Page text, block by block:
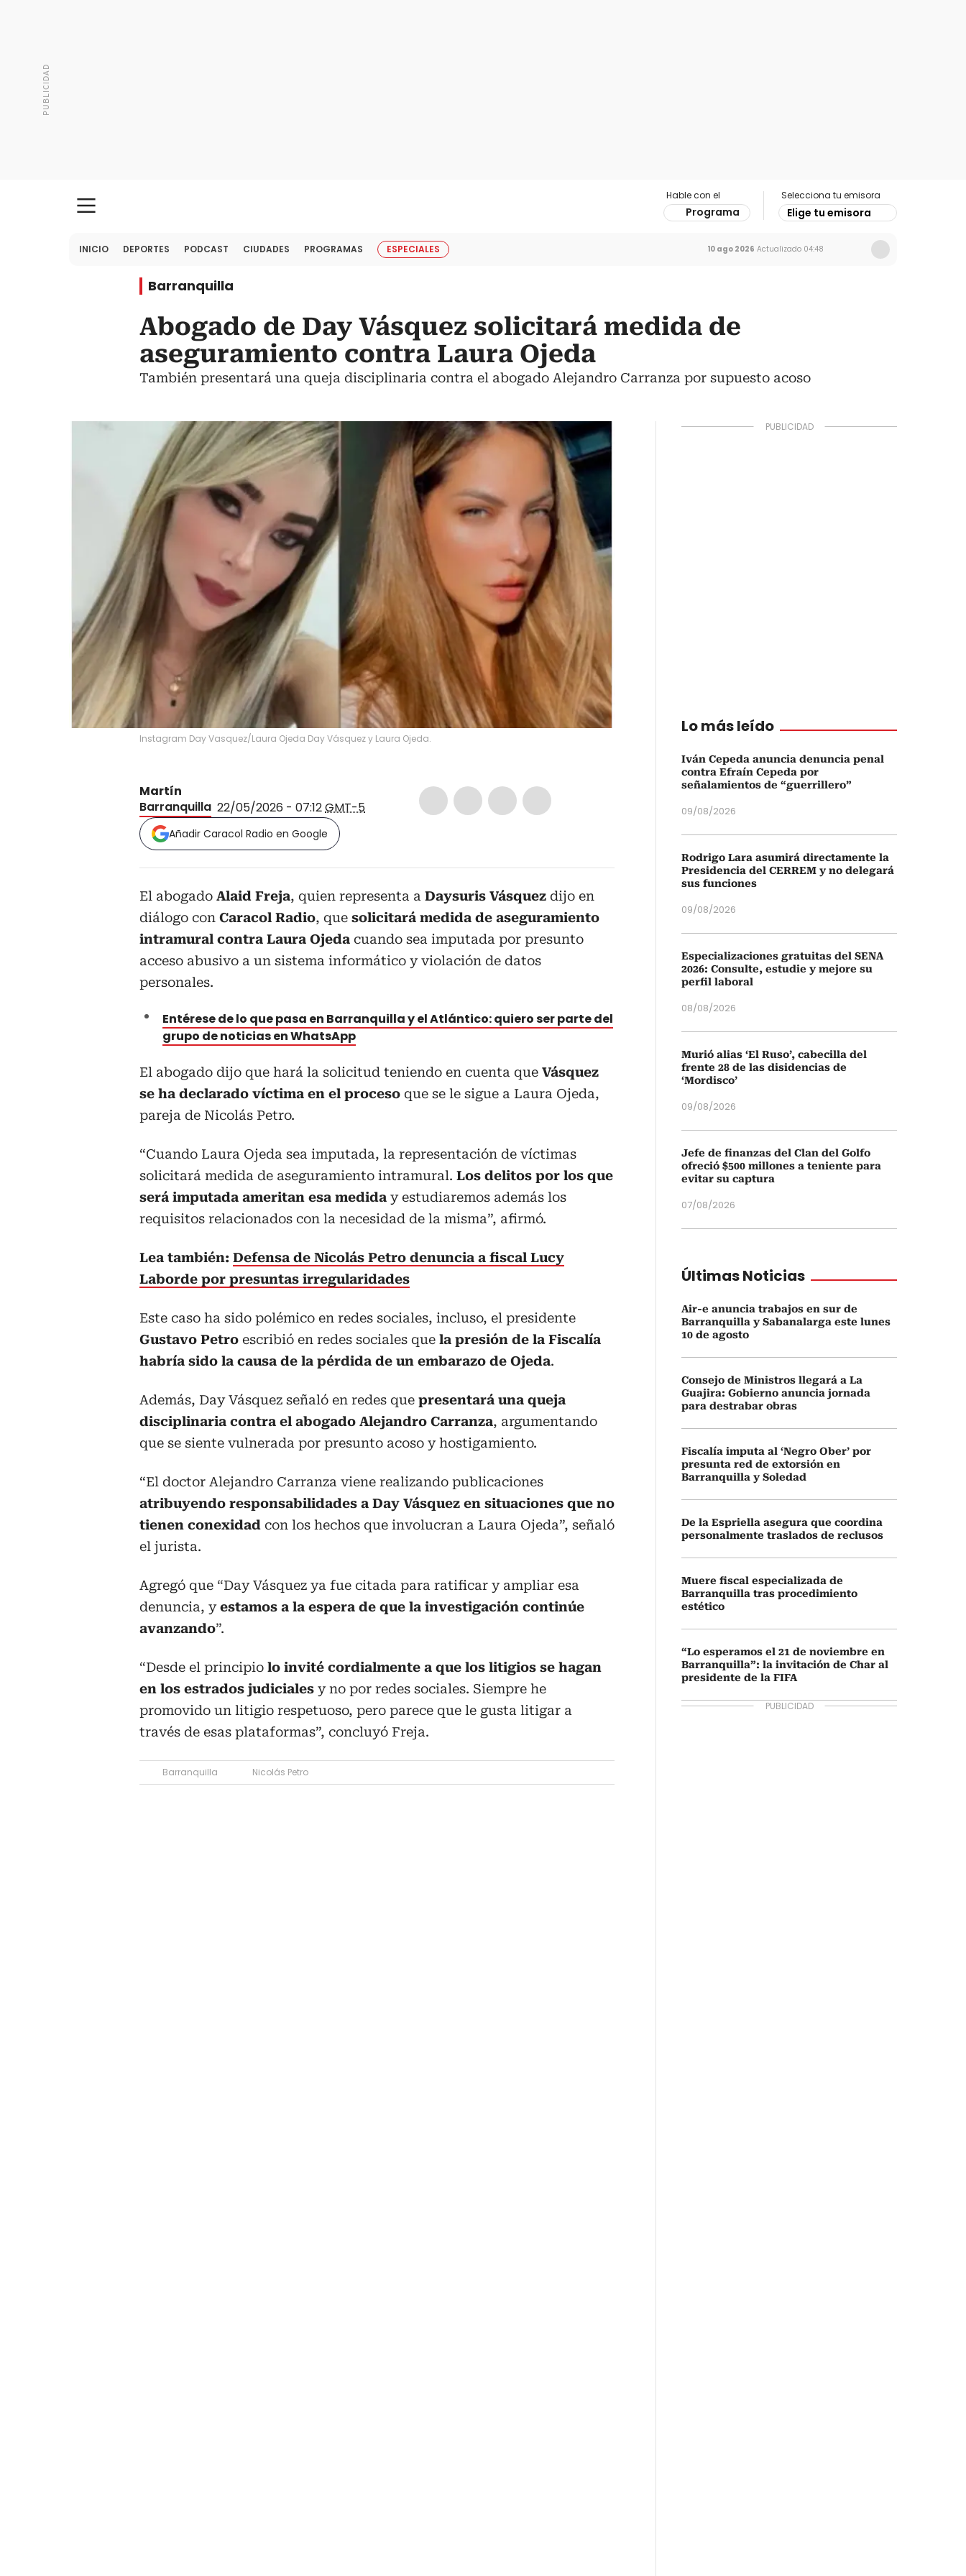
Hable con el
Programa
Selecciona tu emisora
Elige tu emisora
INICIO DEPORTES PODCAST CIUDADES PROGRAMAS ESPECIALES 10 ago 2026 Actualizado 04:48
Barranquilla
Abogado de Day Vásquez solicitará medida de
aseguramiento contra Laura Ojeda
También presentará una queja disciplinaria contra el abogado Alejandro Carranza por supuesto acoso
Instagram Day Vasquez/Laura Ojeda Day Vásquez y Laura Ojeda.
Martín
Barranquilla 22/05/2026 - 07:12GMT-5
Añadir Caracol Radio en Google
El abogado Alaid Freja, quien representa a Daysuris Vásquez dijo en
diálogo con Caracol Radio, que solicitará medida de aseguramiento
intramural contra Laura Ojeda cuando sea imputada por presunto
acceso abusivo a un sistema informático y violación de datos
personales.
Entérese de lo que pasa en Barranquilla y el Atlántico: quiero ser parte del
grupo de noticias en WhatsApp
El abogado dijo que hará la solicitud teniendo en cuenta que Vásquez
se ha declarado víctima en el proceso que se le sigue a Laura Ojeda,
pareja de Nicolás Petro.
“Cuando Laura Ojeda sea imputada, la representación de víctimas
solicitará medida de aseguramiento intramural. Los delitos por los que
será imputada ameritan esa medida y estudiaremos además los
requisitos relacionados con la necesidad de la misma”, afirmó.
Lea también: Defensa de Nicolás Petro denuncia a fiscal Lucy
Laborde por presuntas irregularidades
Este caso ha sido polémico en redes sociales, incluso, el presidente
Gustavo Petro escribió en redes sociales que la presión de la Fiscalía
habría sido la causa de la pérdida de un embarazo de Ojeda.
Además, Day Vásquez señaló en redes que presentará una queja
disciplinaria contra el abogado Alejandro Carranza, argumentando
que se siente vulnerada por presunto acoso y hostigamiento.
“El doctor Alejandro Carranza viene realizando publicaciones
atribuyendo responsabilidades a Day Vásquez en situaciones que no
tienen conexidad con los hechos que involucran a Laura Ojeda”, señaló
el jurista.
Agregó que “Day Vásquez ya fue citada para ratificar y ampliar esa
denuncia, yestamos a la espera de que la investigación continúe
avanzando”.
“Desde el principio lo invité cordialmente a que los litigios se hagan
en los estrados judiciales y no por redes sociales. Siempre he
promovido un litigio respetuoso, pero parece que le gusta litigar a
través de esas plataformas”, concluyó Freja.
Barranquilla Nicolás Petro
Lo más leído
Iván Cepeda anuncia denuncia penal
contra Efraín Cepeda por
señalamientos de “guerrillero”
09/08/2026
Rodrigo Lara asumirá directamente la
Presidencia del CERREM y no delegará
sus funciones
09/08/2026
Especializaciones gratuitas del SENA
2026: Consulte, estudie y mejore su
perfil laboral
08/08/2026
Murió alias ‘El Ruso’, cabecilla del
frente 28 de las disidencias de
‘Mordisco’
09/08/2026
Jefe de finanzas del Clan del Golfo
ofreció $500 millones a teniente para
evitar su captura
07/08/2026
Últimas Noticias
Air-e anuncia trabajos en sur de
Barranquilla y Sabanalarga este lunes
10 de agosto
Consejo de Ministros llegará a La
Guajira: Gobierno anuncia jornada
para destrabar obras
Fiscalía imputa al ‘Negro Ober’ por
presunta red de extorsión en
Barranquilla y Soledad
De la Espriella asegura que coordina
personalmente traslados de reclusos
Muere fiscal especializada de
Barranquilla tras procedimiento
estético
“Lo esperamos el 21 de noviembre en
Barranquilla”: la invitación de Char al
presidente de la FIFA